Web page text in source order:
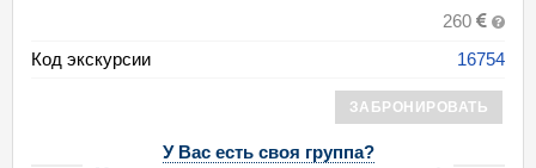
260
Код экскурсии
16754
ЗАБРОНИРОВАТЬ
У Вас есть своя группа?